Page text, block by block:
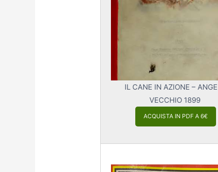
IL CANE IN AZIONE –
VECCHIO 1899
ACQUISTA IN PDF A 6€